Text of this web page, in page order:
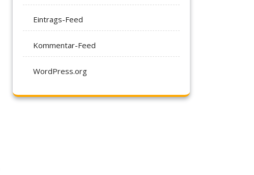
Eintrags-Feed
Kommentar-Feed
WordPress.org